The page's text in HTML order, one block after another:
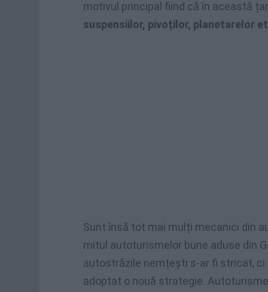
motivul principal fiind că în această
suspensiilor, pivoților, planetarelor
Sunt însă tot mai mulți mecanici din
mitul autoturismelor bune aduse din
autostrăzile nemțești s-ar fi stricat, ci
adoptat o nouă strategie.